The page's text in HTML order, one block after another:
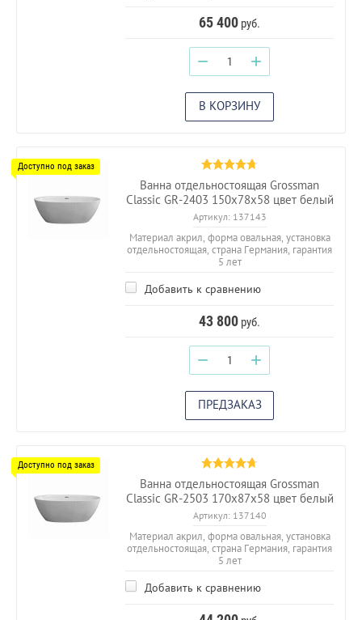
65 400 руб.
− +
В КОРЗИНУ
Ванна отдельностоящая Grossman
Classic GR-2403 150х78х58 цвет белый
Артикул:137143
Материал акрил, форма овальная, установка
отдельностоящая, страна Германия, гарантия
5 лет
Добавить к сравнению
43 800 руб.
− +
ПРЕДЗАКАЗ
Ванна отдельностоящая Grossman
Classic GR-2503 170х87х58 цвет белый
Артикул:137140
Материал акрил, форма овальная, установка
отдельностоящая, страна Германия, гарантия
5 лет
Добавить к сравнению